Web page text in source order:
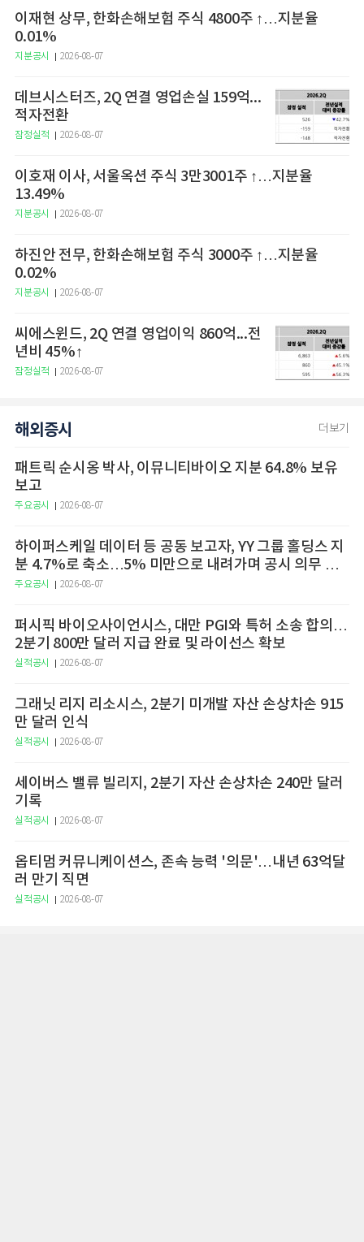
이재현 상무, 한화손해보험 주식 4800주 ↑…지분율
0.01%
지분공시 2026-08-07
데브시스터즈, 2Q 연결 영업손실 159억...
적자전환
잠정실적 2026-08-07
이호재 이사, 서울옥션 주식 3만3001주 ↑…지분율
13.49%
지분공시 2026-08-07
하진안 전무, 한화손해보험 주식 3000주 ↑…지분율
0.02%
지분공시 2026-08-07
씨에스윈드, 2Q 연결 영업이익 860억...전
년비 45%↑
잠정실적 2026-08-07
해외증시 더보기
패트릭 순시옹 박사, 이뮤니티바이오 지분 64.8% 보유
보고
주요공시 2026-08-07
하이퍼스케일 데이터 등 공동 보고자, YY 그룹 홀딩스 지
분 4.7%로 축소…5% 미만으로 내려가며 공시 의무 종
료
주요공시 2026-08-07
퍼시픽 바이오사이언시스, 대만 PGI와 특허 소송 합의…
2분기 800만 달러 지급 완료 및 라이선스 확보
실적공시 2026-08-07
그래닛 리지 리소시스, 2분기 미개발 자산 손상차손 915
만 달러 인식
실적공시 2026-08-07
세이버스 밸류 빌리지, 2분기 자산 손상차손 240만 달러
기록
실적공시 2026-08-07
옵티멈 커뮤니케이션스, 존속 능력 '의문'…내년 63억달
러 만기 직면
실적공시 2026-08-07